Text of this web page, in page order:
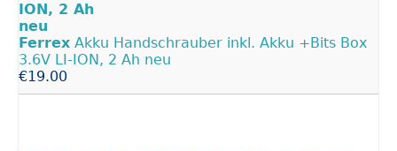
Ferrex Akku Handschrauber inkl. Akku +Bits Box
3.6V LI-ION, 2 Ah neu
€19.00